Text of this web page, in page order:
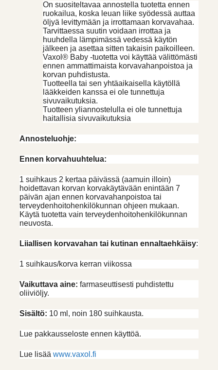
On suositeltavaa annostella tuotetta ennen
ruokailua, koska leuan liike syödessä auttaa
öljyä levittymään ja irrottamaan korvavahaa.
Tarvittaessa suutin voidaan irrottaa ja
huuhdella lämpimässä vedessä käytön
jälkeen ja asettaa sitten takaisin paikoilleen.
Vaxol® Baby -tuotetta voi käyttää välittömästi
ennen ammattimaista korvavahanpoistoa ja
korvan puhdistusta.
Tuotteella tai sen yhtäaikaisella käytöllä
lääkkeiden kanssa ei ole tunnettuja
sivuvaikutuksia.
Tuotteen yliannostelulla ei ole tunnettuja
haitallisia sivuvaikutuksia
Annosteluohje:
Ennen korvahuuhtelua:
1 suihkaus 2 kertaa päivässä (aamuin illoin)
hoidettavan korvan korvakäytävään enintään 7
päivän ajan ennen korvavahanpoistoa tai
terveydenhoitohenkilökunnan ohjeen mukaan.
Käytä tuotetta vain terveydenhoitohenkilökunnan
neuvosta.
Liiallisen korvavahan tai kutinan ennaltaehkäisy:
1 suihkaus/korva kerran viikossa
Vaikuttava aine: farmaseuttisesti puhdistettu
oliiviöljy.
Sisältö: 10 ml, noin 180 suihkausta.
Lue pakkausseloste ennen käyttöä.
Lue lisää www.vaxol.fi